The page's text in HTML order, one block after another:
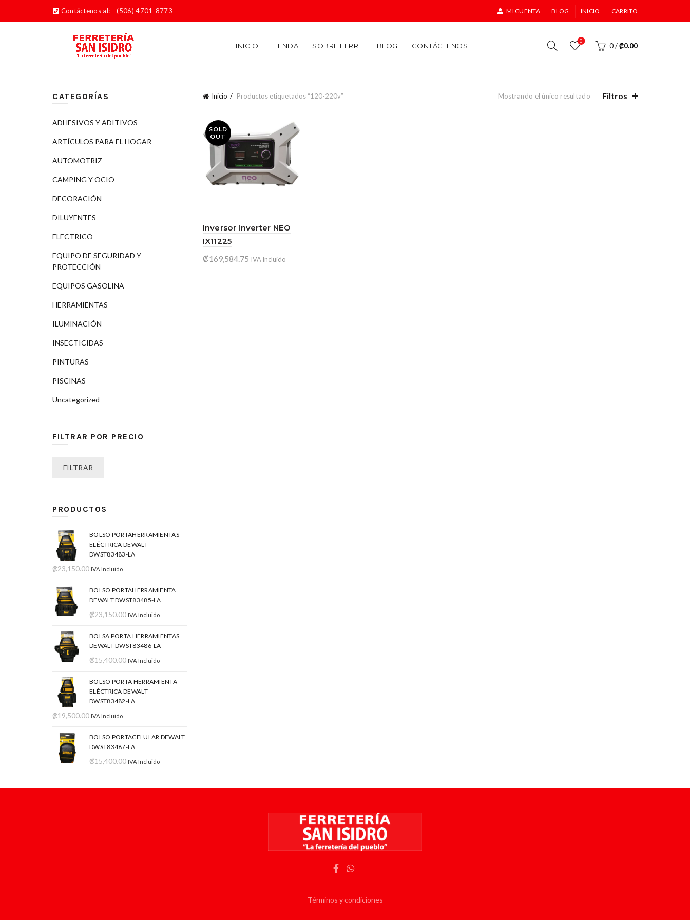
Contáctenos al: (506) 4701-8773 MI CUENTA BLOG INICIO CARRITO
INICIO TIENDA SOBRE FERRE BLOG CONTÁCTENOS
0
0/₡0.00
Inicio Productos etiquetados “120-220v” Mostrando el único resultado Filtros
SOLD
OUT
Inversor Inverter NEO
IX11225
₡169,584.75 IVA Incluido
CATEGORÍAS
ADHESIVOS Y ADITIVOS
ARTÍCULOS PARA EL HOGAR
AUTOMOTRIZ
CAMPING Y OCIO
DECORACIÓN
DILUYENTES
ELECTRICO
EQUIPO DE SEGURIDAD Y
PROTECCIÓN
EQUIPOS GASOLINA
HERRAMIENTAS
ILUMINACIÓN
INSECTICIDAS
PINTURAS
PISCINAS
Uncategorized
FILTRAR POR PRECIO
FILTRAR
PRODUCTOS
BOLSO PORTAHERRAMIENTAS
ELÉCTRICA DEWALT
DWST83483-LA
₡23,150.00 IVA Incluido
BOLSO PORTAHERRAMIENTA
DEWALT DWST83485-LA
₡23,150.00 IVA Incluido
BOLSA PORTA HERRAMIENTAS
DEWALT DWST83486-LA
₡15,400.00 IVA Incluido
BOLSO PORTA HERRAMIENTA
ELÉCTRICA DEWALT
DWST83482-LA
₡19,500.00 IVA Incluido
BOLSO PORTACELULAR DEWALT
DWST83487-LA
₡15,400.00 IVA Incluido
Términos y condiciones